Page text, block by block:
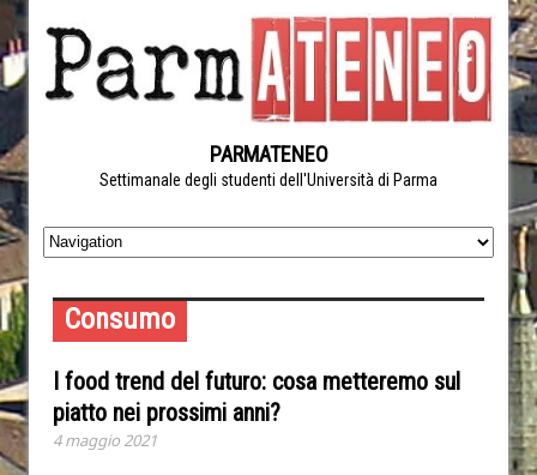
PARMATENEO
Settimanale degli studenti dell'Università di Parma
Consumo
I food trend del futuro: cosa metteremo sul
piatto nei prossimi anni?
4 maggio 2021